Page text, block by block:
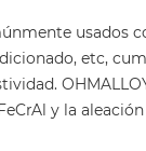
usados
etc,
y la